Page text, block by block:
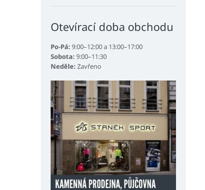
Otevírací doba obchodu
Po-Pá: 9:00–12:00 a 13:00–17:00
Sobota: 9:00–11:30
Neděle: Zavřeno